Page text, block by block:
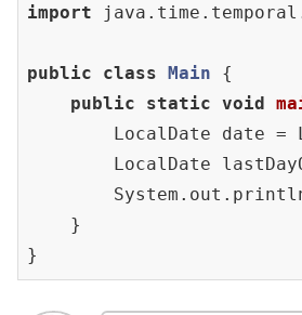
import
public class Main
{
public
static void
LocalDate date =
LocalDate
    }
}